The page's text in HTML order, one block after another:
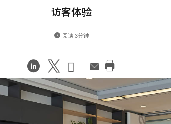
访客体验
阅读 3分钟
在
LinkedIn
分
享
Share
on
Weibo
Share
on
Little
Red
Book
邮
打
印
此
页